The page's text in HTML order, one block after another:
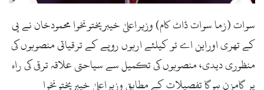
سوات (زما سوات ڈاٹ کام) وزیراعلیٰ خیبرپختونخوا محمودخان نے پی
کے تھری اوراین اے ٹو کیلئے اربوں روپے کے ترقیاتی منصوبوں کی
منظوری دیدی، منصوبوں کی تکمیل سے سیاحتی علاقہ ترقی کی راہ
پر گامزن ہوگا تفصیلات کے مطابق وزیراعلیٰ خیبرپختونخوا